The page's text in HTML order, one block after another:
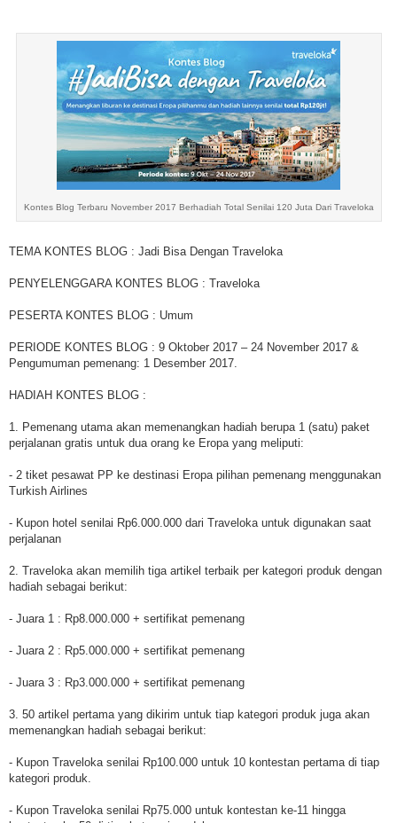
Kontes Blog Terbaru November 2017 Berhadiah Total Senilai 120 Juta Dari Traveloka
TEMA KONTES BLOG : Jadi Bisa Dengan Traveloka
PENYELENGGARA KONTES BLOG : Traveloka
PESERTA KONTES BLOG : Umum
PERIODE KONTES BLOG : 9 Oktober 2017 – 24 November 2017 &
Pengumuman pemenang: 1 Desember 2017.
HADIAH KONTES BLOG :
1. Pemenang utama akan memenangkan hadiah berupa 1 (satu) paket
perjalanan gratis untuk dua orang ke Eropa yang meliputi:
- 2 tiket pesawat PP ke destinasi Eropa pilihan pemenang menggunakan
Turkish Airlines
- Kupon hotel senilai Rp6.000.000 dari Traveloka untuk digunakan saat
perjalanan
2. Traveloka akan memilih tiga artikel terbaik per kategori produk dengan
hadiah sebagai berikut:
- Juara 1 : Rp8.000.000 + sertifikat pemenang
- Juara 2 : Rp5.000.000 + sertifikat pemenang
- Juara 3 : Rp3.000.000 + sertifikat pemenang
3. 50 artikel pertama yang dikirim untuk tiap kategori produk juga akan
memenangkan hadiah sebagai berikut:
- Kupon Traveloka senilai Rp100.000 untuk 10 kontestan pertama di tiap
kategori produk.
- Kupon Traveloka senilai Rp75.000 untuk kontestan ke-11 hingga